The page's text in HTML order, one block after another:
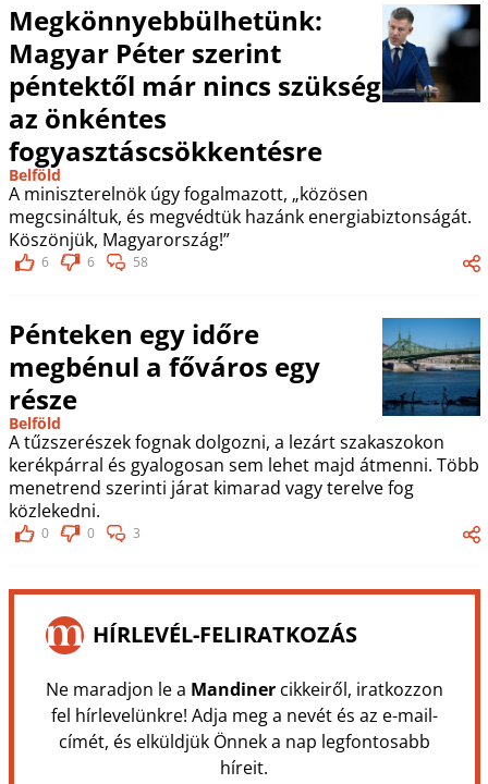
Megkönnyebbülhetünk:
Magyar Péter szerint
péntektől már nincs szükség
az önkéntes
fogyasztáscsökkentésre
Belföld
A miniszterelnök úgy fogalmazott, „közösen
megcsináltuk, és megvédtük hazánk energiabiztonságát.
Köszönjük, Magyarország!”
6 6 58
Pénteken egy időre
megbénul a főváros egy
része
Belföld
A tűzszerészek fognak dolgozni, a lezárt szakaszokon
kerékpárral és gyalogosan sem lehet majd átmenni. Több
menetrend szerinti járat kimarad vagy terelve fog
közlekedni.
0 0 3
HÍRLEVÉL-FELIRATKOZÁS
Ne maradjon le a Mandinercikkeiről, iratkozzon
fel hírlevelünkre! Adja meg a nevét és az e-mail-
címét, és elküldjük Önnek a nap legfontosabb
híreit.